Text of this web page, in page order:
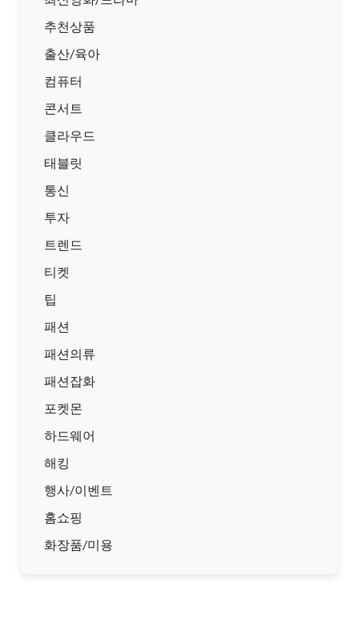
추천상품
출산/육아
컴퓨터
콘서트
클라우드
태블릿
통신
투자
트렌드
티켓
팁
패션
패션의류
패션잡화
포켓몬
하드웨어
해킹
행사/이벤트
홈쇼핑
화장품/미용